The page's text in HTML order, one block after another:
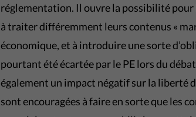
réglementation. Il ouvre la possibilité
à traiter différemment leurs contenus «
économique, et à introduire une sorte
pourtant été écartée par le PE lors du
également un impact négatif sur la liberté
sont encouragées à faire en sorte que les